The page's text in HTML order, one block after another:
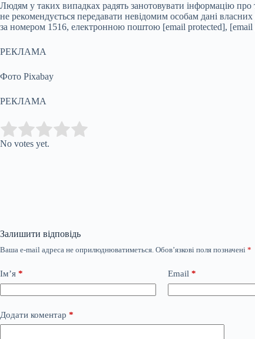
Людям у таких випадках радять занотовувати інформацію
не рекомендується передавати невідомим особам дані
за номером 1516, електронною поштою [email protected],
РЕКЛАМА
Фото Pixabay
РЕКЛАМА
Rate this item:
No votes yet.
Залишити відповідь
Ваша e-mail адреса не оприлюднюватиметься. Обов’язкові поля позначені *
Ім’я * Email *
Додати коментар *